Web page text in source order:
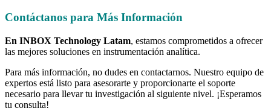
Contáctanos para Más Información
En INBOX Technology Latam, estamos comprometidos a ofrecer
las mejores soluciones en instrumentación analítica.
Para más información, no dudes en contactarnos. Nuestro equipo de
expertos está listo para asesorarte y proporcionarte el soporte
necesario para llevar tu investigación al siguiente nivel. ¡Esperamos
tu consulta!